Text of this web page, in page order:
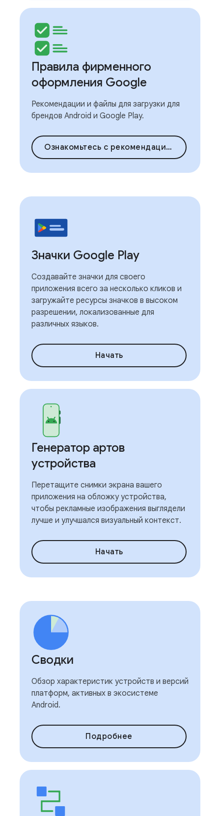
Правила фирменного
оформления Google
Рекомендации и файлы для загрузки для
брендов Android и Google Play.
Ознакомьтесь с рекомендациями
Значки Google Play
Создавайте значки для своего
приложения всего за несколько кликов и
загружайте ресурсы значков в высоком
разрешении, локализованные для
различных языков.
Начать
Генератор артов
устройства
Перетащите снимки экрана вашего
приложения на обложку устройства,
чтобы рекламные изображения выглядели
лучше и улучшался визуальный контекст.
Начать
Сводки
Обзор характеристик устройств и версий
платформ, активных в экосистеме
Android.
Подробнее